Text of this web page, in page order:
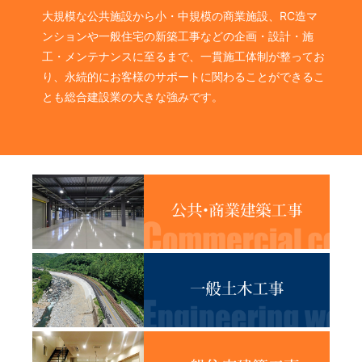
大規模な公共施設から小・中規模の商業施設、RC造マ
ンションや一般住宅の新築工事などの企画・設計・施
工・メンテナンスに至るまで、一貫施工体制が整ってお
り、永続的にお客様のサポートに関わることができるこ
とも総合建設業の大きな強みです。